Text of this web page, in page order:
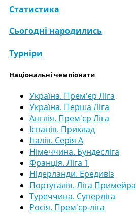
Статистика
Сьогодні народились
Турніри
Національні чемпіонати
Україна. Прем'єр Ліга
Україна. Перша Ліга
Англія. Прем'єр Ліга
Іспанія. Приклад
Італія. Серія А
Німеччина. Бундесліга
Франція. Ліга 1
Нідерланди. Ередивіз
Португалія. Ліга Примейра
Туреччина. Суперліга
Росія. Прем'єр-ліга